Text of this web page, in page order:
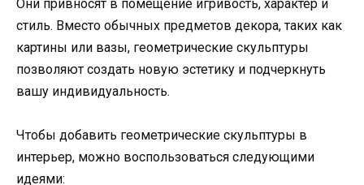
Они привносят в помещение игривость, характер и
стиль. Вместо обычных предметов декора, таких как
картины или вазы, геометрические скульптуры
позволяют создать новую эстетику и подчеркнуть
вашу индивидуальность.
Чтобы добавить геометрические скульптуры в
интерьер, можно воспользоваться следующими
идеями: